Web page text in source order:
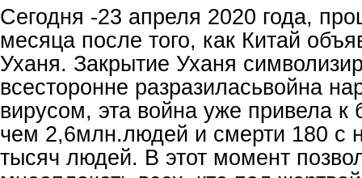
Сегодня -23 апреля 2020 года,
месяца после того, как Китай
Уханя. Закрытие Уханя
всесторонне разразиласьвойна
вирусом, эта война уже привела к
чем 2,6млн.людей и смерти 180 с
тысяч людей. В этот момент